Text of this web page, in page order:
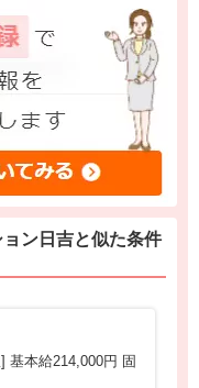
ン日吉と似た条件
基本給214,000円 固